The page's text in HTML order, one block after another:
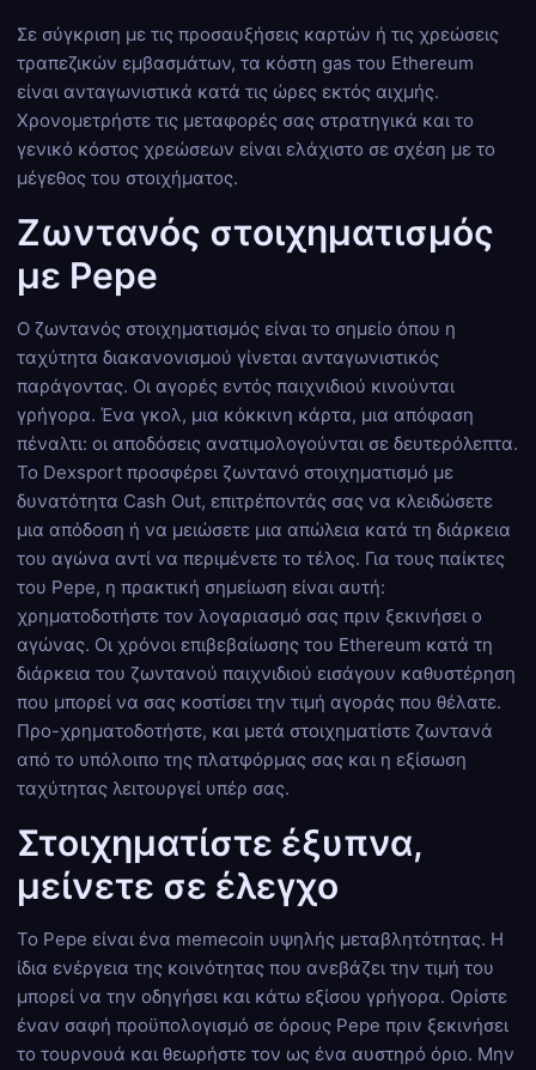
Σε σύγκριση με τις προσαυξήσεις καρτών ή τις χρεώσεις
τραπεζικών εμβασμάτων, τα κόστη gas του Ethereum
είναι ανταγωνιστικά κατά τις ώρες εκτός αιχμής.
Χρονομετρήστε τις μεταφορές σας στρατηγικά και το
γενικό κόστος χρεώσεων είναι ελάχιστο σε σχέση με το
μέγεθος του στοιχήματος.
Ζωντανός στοιχηματισμός
με Pepe
Ο ζωντανός στοιχηματισμός είναι το σημείο όπου η
ταχύτητα διακανονισμού γίνεται ανταγωνιστικός
παράγοντας. Οι αγορές εντός παιχνιδιού κινούνται
γρήγορα. Ένα γκολ, μια κόκκινη κάρτα, μια απόφαση
πέναλτι: οι αποδόσεις ανατιμολογούνται σε δευτερόλεπτα.
Το Dexsport προσφέρει ζωντανό στοιχηματισμό με
δυνατότητα Cash Out, επιτρέποντάς σας να κλειδώσετε
μια απόδοση ή να μειώσετε μια απώλεια κατά τη διάρκεια
του αγώνα αντί να περιμένετε το τέλος. Για τους παίκτες
του Pepe, η πρακτική σημείωση είναι αυτή:
χρηματοδοτήστε τον λογαριασμό σας πριν ξεκινήσει ο
αγώνας. Οι χρόνοι επιβεβαίωσης του Ethereum κατά τη
διάρκεια του ζωντανού παιχνιδιού εισάγουν καθυστέρηση
που μπορεί να σας κοστίσει την τιμή αγοράς που θέλατε.
Προ-χρηματοδοτήστε, και μετά στοιχηματίστε ζωντανά
από το υπόλοιπο της πλατφόρμας σας και η εξίσωση
ταχύτητας λειτουργεί υπέρ σας.
Στοιχηματίστε έξυπνα,
μείνετε σε έλεγχο
Το Pepe είναι ένα memecoin υψηλής μεταβλητότητας. Η
ίδια ενέργεια της κοινότητας που ανεβάζει την τιμή του
μπορεί να την οδηγήσει και κάτω εξίσου γρήγορα. Ορίστε
έναν σαφή προϋπολογισμό σε όρους Pepe πριν ξεκινήσει
το τουρνουά και θεωρήστε τον ως ένα αυστηρό όριο. Μην